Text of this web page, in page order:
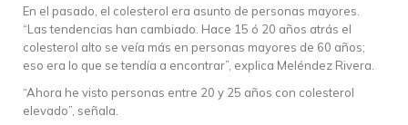
En el pasado, el colesterol era asunto de personas mayores.
“Las tendencias han cambiado. Hace 15 ó 20 años atrás el
colesterol alto se veía más en personas mayores de 60 años;
eso era lo que se tendía a encontrar”, explica Meléndez Rivera.
“Ahora he visto personas entre 20 y 25 años con colesterol
elevado”, señala.